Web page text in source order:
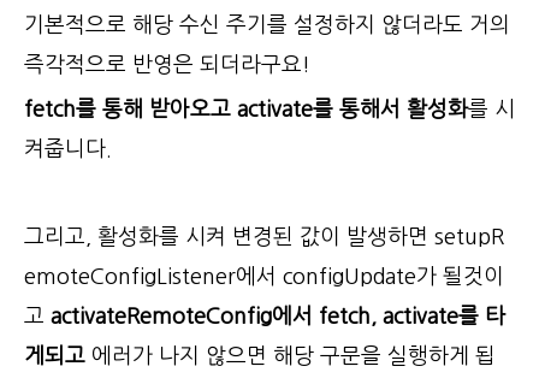
기본적으로 해당 수신 주기를 설정하지 않더라도 거의
즉각적으로 반영은 되더라구요!
fetch를 통해 받아오고 activate를 통해서 활성화를 시
켜줍니다.
그리고, 활성화를 시켜 변경된 값이 발생하면 setupR
emoteConfigListener에서 configUpdate가 될것이
고 activateRemoteConfig에서 fetch, activate를 타
게되고 에러가 나지 않으면 해당 구문을 실행하게 됩